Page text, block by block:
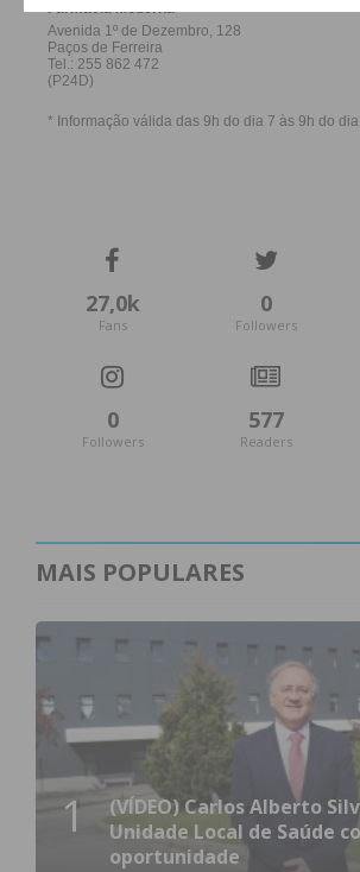
Assine nossa newsletter por
obtenha de forma regular a
Eu li e concordo com os
condições
27,0k
Fans
0
Followers
0
Followers
577
Readers
MAIS POPULARES
1
(VÍDEO) Carlos Alberto
Unidade Local de Saúde
oportunidade